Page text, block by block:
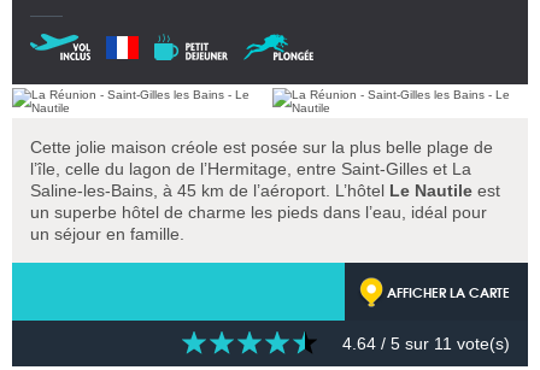
Cette jolie maison créole est posée sur la plus belle plage de
l’île, celle du lagon de l’Hermitage, entre Saint-Gilles et La
Saline-les-Bains, à 45 km de l’aéroport. L’hôtel Le Nautile est
un superbe hôtel de charme les pieds dans l’eau, idéal pour
un séjour en famille.
AFFICHER LA CARTE
4.64 / 5 sur 11 vote(s)